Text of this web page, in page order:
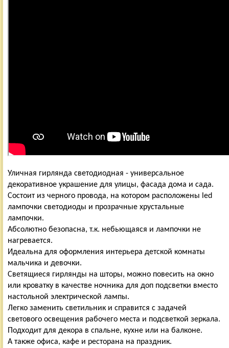
Уличная гирлянда светодиодная - универсальное
декоративное украшение для улицы, фасада дома и сада.
Состоит из черного провода, на котором расположены led
лампочки светодиоды и прозрачные хрустальные
лампочки.
Абсолютно безопасна, т.к. небьющаяся и лампочки не
нагревается.
Идеальна для оформления интерьера детской комнаты
мальчика и девочки.
Светящиеся гирлянды на шторы, можно повесить на окно
или кроватку в качестве ночника для доп подсветки вместо
настольной электрической лампы.
Легко заменить светильник и справится с задачей
светового освещения рабочего места и подсветкой зеркала.
Подходит для декора в спальне, кухне или на балконе.
А также офиса, кафе и ресторана на праздник.